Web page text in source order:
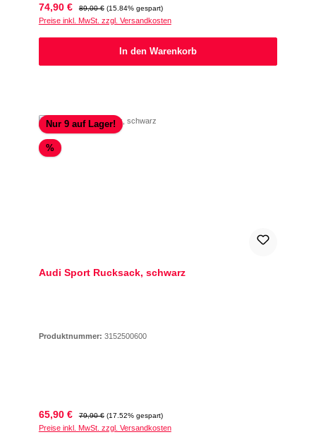
Verkaufspreis:
74,90 € Regulärer Preis:
89,00 € (15.84% gespart)
Preise inkl. MwSt. zzgl. Versandkosten
In den Warenkorb
Nur 9 auf Lager!
%Rabatt
Audi Sport Rucksack, schwarz
Produktnummer: 3152500600
Verkaufspreis:
65,90 € Regulärer Preis:
79,90 € (17.52% gespart)
Preise inkl. MwSt. zzgl. Versandkosten